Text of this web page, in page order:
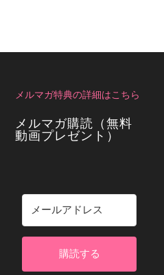
メルマガ特典の詳細はこちら
メルマガ購読（無料
動画プレゼント）
購読する